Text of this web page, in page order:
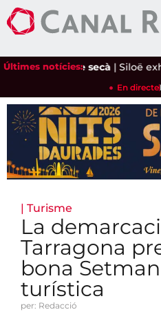
Últimes notícies:
i l'ametlla de secà|Siloë
En directe
| Turisme
La
Tarragona
bona
turística
per: Redacció